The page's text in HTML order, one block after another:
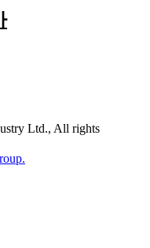
Ltd., All rights